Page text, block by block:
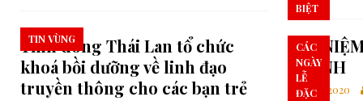
BIỆT
CÁC
NGÀY
LỄ
ĐẶC
SUY
THÁNH
01/11/2020
Tỉnh dòng Thái Lan tổ chức
khoá bồi dưỡng về linh đạo
truyền thông cho các bạn trẻ
TIN VÙNG